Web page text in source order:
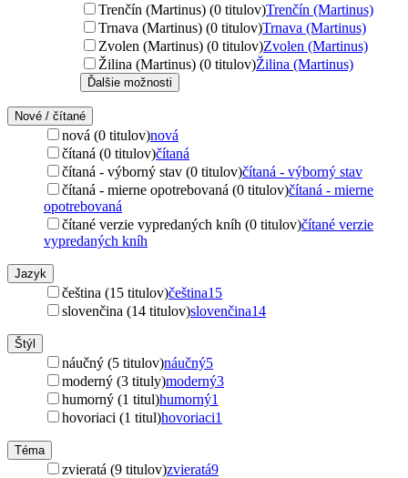
Trenčín (Martinus) (0 titulov)Trenčín (Martinus)
Trnava (Martinus) (0 titulov)Trnava (Martinus)
Zvolen (Martinus) (0 titulov)Zvolen (Martinus)
Žilina (Martinus) (0 titulov)Žilina (Martinus)
Ďalšie možnosti
Nové / čítané
nová (0 titulov)nová
čítaná (0 titulov)čítaná
čítaná - výborný stav (0 titulov)čítaná - výborný stav
čítaná - mierne opotrebovaná (0 titulov)čítaná - mierne
opotrebovaná
čítané verzie vypredaných kníh (0 titulov)čítané verzie
vypredaných kníh
Jazyk
čeština (15 titulov)čeština15
slovenčina (14 titulov)slovenčina14
Štýl
náučný (5 titulov)náučný5
moderný (3 tituly)moderný3
humorný (1 titul)humorný1
hovoriaci (1 titul)hovoriaci1
Téma
zvieratá (9 titulov)zvieratá9